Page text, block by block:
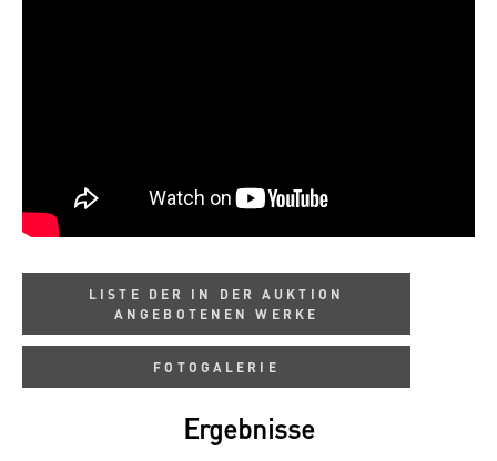
LISTE DER IN DER AUKTION
ANGEBOTENEN WERKE
FOTOGALERIE
Ergebnisse